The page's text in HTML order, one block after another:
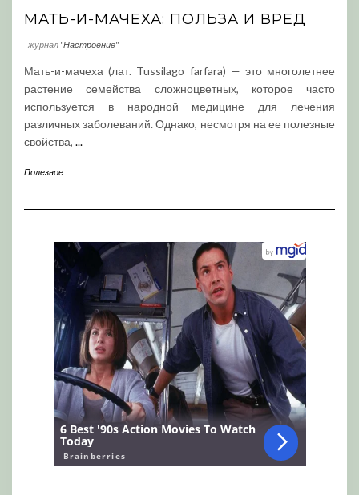
МАТЬ-И-МАЧЕХА: ПОЛЬЗА И ВРЕД
журнал "Настроение"
Мать-и-мачеха (лат. Tussilago farfara) — это многолетнее
растение семейства сложноцветных, которое часто
используется в народной медицине для лечения
различных заболеваний. Однако, несмотря на ее полезные
свойства, ...
Полезное